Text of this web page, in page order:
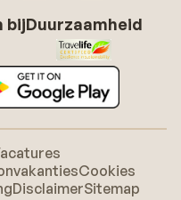
bijDuurzaamheid
Cookies
DisclaimerSitemap